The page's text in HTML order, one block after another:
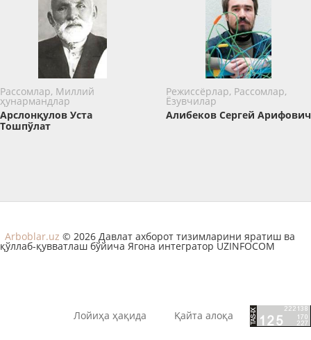
Рассомлар, Миллий
ҳунармандлар
Арслонқулов Уста
Тошпўлат
Режиссёрлар, Рассомлар,
Ёзувчилар
Алибеков Сергей Арифович
Arboblar.uz © 2026 Давлат ахборот тизимларини яратиш ва
қўллаб-қувватлаш бўйича Ягона интегратор UZINFOCOM
Лойиҳа ҳақида Қайта алоқа